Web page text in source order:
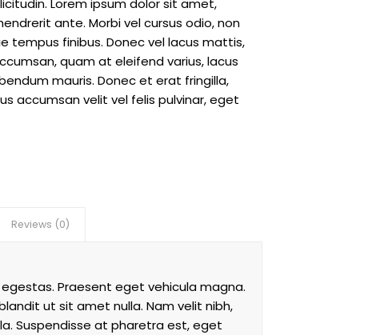
Lorem ipsum dolor sit amet,
ante. Morbi vel cursus odio, non
tempus finibus. Donec vel lacus mattis,
quam at eleifend varius, lacus
mauris. Donec et erat fringilla,
accumsan velit vel felis pulvinar, eget
Reviews (0)
Praesent eget vehicula magna.
ut sit amet nulla. Nam velit nibh,
Suspendisse at pharetra est, eget